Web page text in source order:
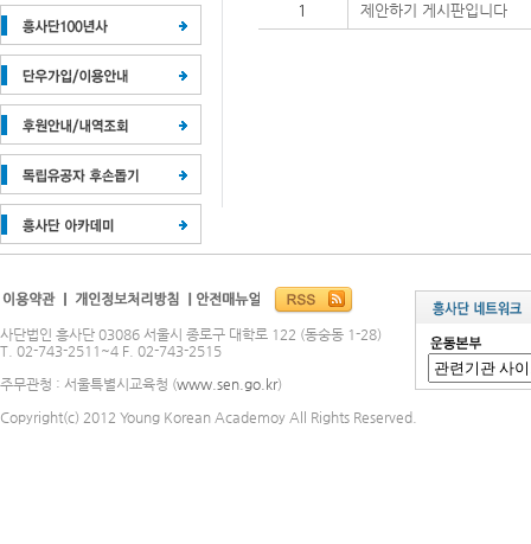
1 제안하기 게시판입니다
사단법인 흥사단 03086 서울시 종로구 대학로 122 (동숭동 1-28)
T. 02-743-2511~4 F. 02-743-2515
주무관청 : 서울특별시교육청 (www.sen.go.kr)
Copyright(c) 2012 Young Korean Academoy All Rights Reserved.